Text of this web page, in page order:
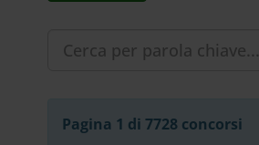
Pagina 1 di 7728 concorsi